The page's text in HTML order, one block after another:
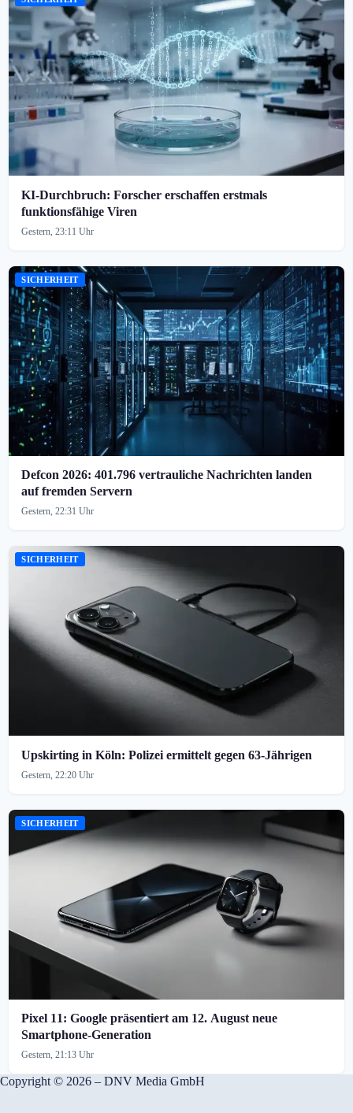
KI-Durchbruch: Forscher erschaffen erstmals
funktionsfähige Viren
Gestern, 23:11 Uhr
SICHERHEIT
Defcon 2026: 401.796 vertrauliche Nachrichten landen
auf fremden Servern
Gestern, 22:31 Uhr
SICHERHEIT
Upskirting in Köln: Polizei ermittelt gegen 63-Jährigen
Gestern, 22:20 Uhr
SICHERHEIT
Pixel 11: Google präsentiert am 12. August neue
Smartphone-Generation
Gestern, 21:13 Uhr
Copyright © 2026 – DNV Media GmbH